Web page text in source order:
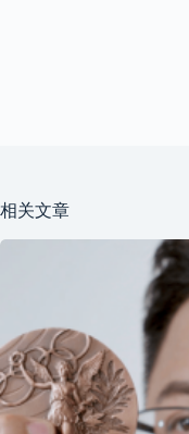
相关文章